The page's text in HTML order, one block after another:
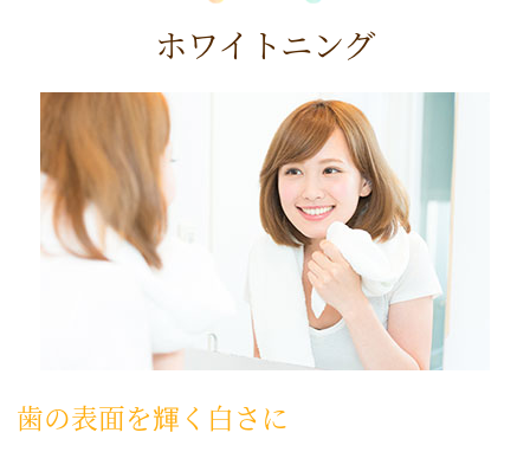
ホワイトニング
歯の表面を輝く白さに